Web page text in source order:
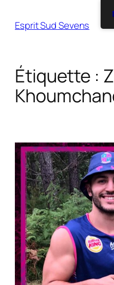
Esprit Sud Sevens
Étiquette :